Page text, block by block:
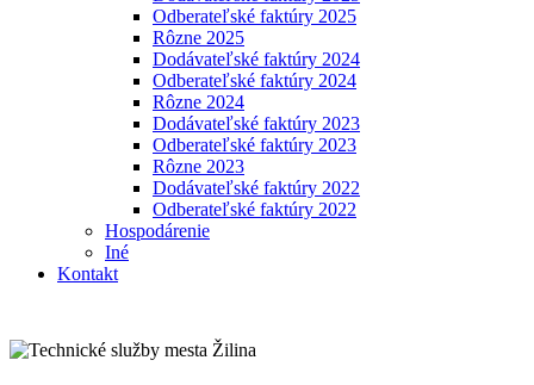
Odberateľské faktúry 2025
Rôzne 2025
Dodávateľské faktúry 2024
Odberateľské faktúry 2024
Rôzne 2024
Dodávateľské faktúry 2023
Odberateľské faktúry 2023
Rôzne 2023
Dodávateľské faktúry 2022
Odberateľské faktúry 2022
Hospodárenie
Iné
Kontakt